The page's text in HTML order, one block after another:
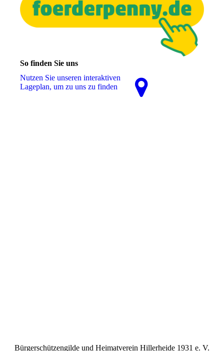
So finden Sie uns
Nutzen Sie unseren interaktiven
La­ge­plan, um zu uns zu finden
Bürgerschützengilde und Heimatverein Hillerheide 1931 e. V.